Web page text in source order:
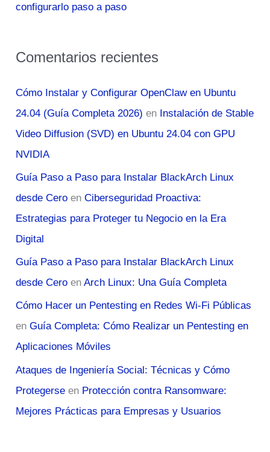
configurarlo paso a paso
Comentarios recientes
Cómo Instalar y Configurar OpenClaw en Ubuntu
24.04 (Guía Completa 2026) en Instalación de Stable
Video Diffusion (SVD) en Ubuntu 24.04 con GPU
NVIDIA
Guía Paso a Paso para Instalar BlackArch Linux
desde Cero enCiberseguridad Proactiva:
Estrategias para Proteger tu Negocio en la Era
Digital
Guía Paso a Paso para Instalar BlackArch Linux
desde Cero enArch Linux: Una Guía Completa
Cómo Hacer un Pentesting en Redes Wi-Fi Públicas
enGuía Completa: Cómo Realizar un Pentesting en
Aplicaciones Móviles
Ataques de Ingeniería Social: Técnicas y Cómo
Protegerse en Protección contra Ransomware:
Mejores Prácticas para Empresas y Usuarios